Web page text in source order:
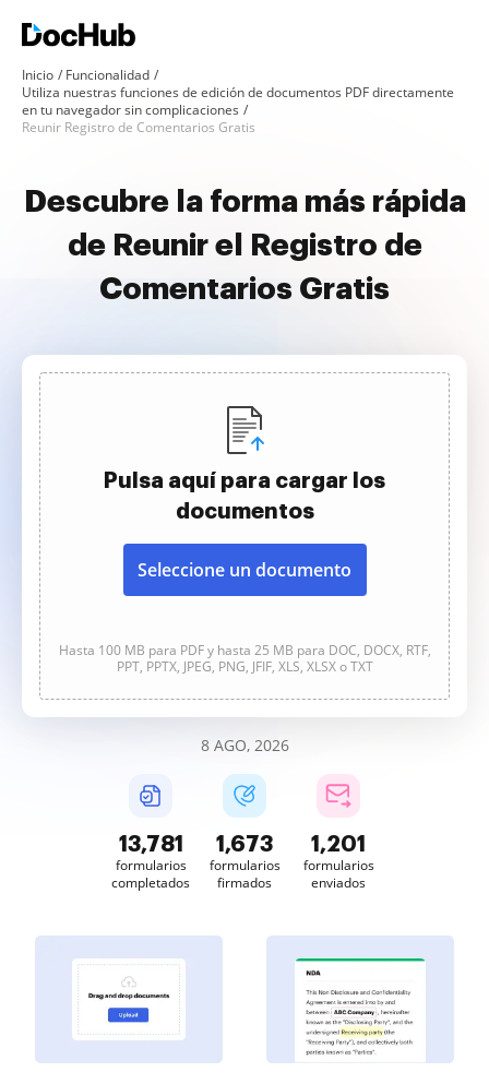
Inicio
Funcionalidad
Utiliza nuestras funciones de edición de documentos PDF directamente
en tu navegador sin complicaciones
Reunir Registro de Comentarios Gratis
Descubre la forma más rápida
de Reunir el Registro de
Comentarios Gratis
Pulsa aquí para cargar los
documentos
Seleccione un documento
Hasta 100 MB para PDF y hasta 25 MB para DOC, DOCX, RTF,
PPT, PPTX, JPEG, PNG, JFIF, XLS, XLSX o TXT
8 AGO, 2026
13,781
formularios
completados
1,674
formularios
firmados
1,201
formularios
enviados